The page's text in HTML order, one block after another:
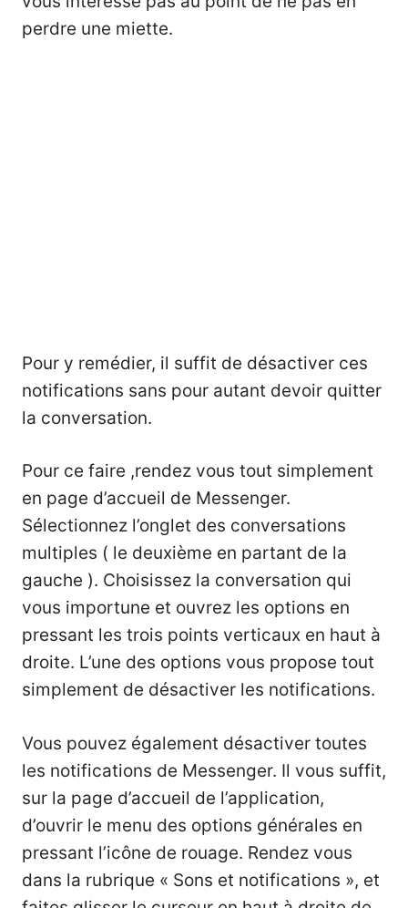
perdre une miette.
Pour y remédier, il suffit de désactiver ces
notifications sans pour autant devoir quitter
la conversation.
Pour ce faire ,rendez vous tout simplement
en page d’accueil de Messenger.
Sélectionnez l’onglet des conversations
multiples ( le deuxième en partant de la
gauche ). Choisissez la conversation qui
vous importune et ouvrez les options en
pressant les trois points verticaux en haut à
droite. L’une des options vous propose tout
simplement de désactiver les notifications.
Vous pouvez également désactiver toutes
les notifications de Messenger. Il vous suffit,
sur la page d’accueil de l’application,
d’ouvrir le menu des options générales en
pressant l’icône de rouage. Rendez vous
dans la rubrique « Sons et notifications », et